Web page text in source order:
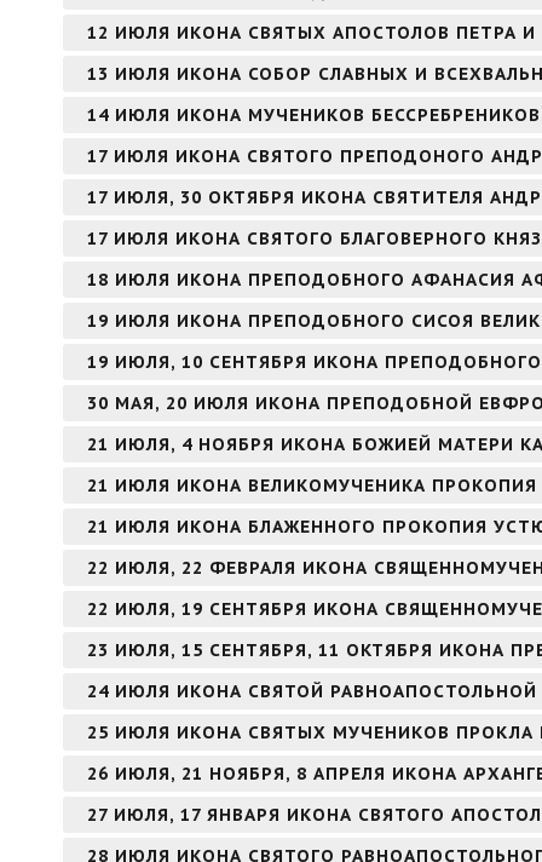
12 ИЮЛЯ ИКОНА СВЯТЫХ АПОСТОЛОВ ПЕТРА И
13 ИЮЛЯ ИКОНА СОБОР СЛАВНЫХ И
14 ИЮЛЯ ИКОНА МУЧЕНИКОВ
17 ИЮЛЯ ИКОНА СВЯТОГО ПРЕПОДОНОГО
17 ИЮЛЯ, 30 ОКТЯБРЯ ИКОНА СВЯТИТЕЛЯ
17 ИЮЛЯ ИКОНА СВЯТОГО БЛАГОВЕРНОГО
18 ИЮЛЯ ИКОНА ПРЕПОДОБНОГО АФАНАСИЯ
19 ИЮЛЯ ИКОНА ПРЕПОДОБНОГО СИСОЯ
19 ИЮЛЯ, 10 СЕНТЯБРЯ ИКОНА
30 МАЯ, 20 ИЮЛЯ ИКОНА ПРЕПОДОБНОЙ
21 ИЮЛЯ, 4 НОЯБРЯ ИКОНА БОЖИЕЙ МАТЕРИ
21 ИЮЛЯ ИКОНА ВЕЛИКОМУЧЕНИКА ПРОКОПИЯ
21 ИЮЛЯ ИКОНА БЛАЖЕННОГО ПРОКОПИЯ
22 ИЮЛЯ, 22 ФЕВРАЛЯ ИКОНА
22 ИЮЛЯ, 19 СЕНТЯБРЯ ИКОНА
23 ИЮЛЯ, 15 СЕНТЯБРЯ, 11 ОКТЯБРЯ ИКОНА
24 ИЮЛЯ ИКОНА СВЯТОЙ
25 ИЮЛЯ ИКОНА СВЯТЫХ МУЧЕНИКОВ ПРОКЛА
26 ИЮЛЯ, 21 НОЯБРЯ, 8 АПРЕЛЯ ИКОНА
27 ИЮЛЯ, 17 ЯНВАРЯ ИКОНА СВЯТОГО
28 ИЮЛЯ ИКОНА СВЯТОГО